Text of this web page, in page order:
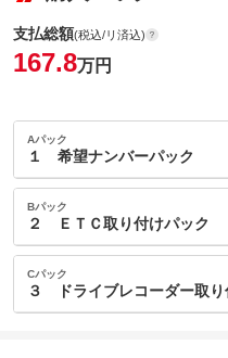
支払総額(税込/リ済込)
167.8万円
Aパック
１ 希望ナンバーパック
内：オプシ
ョン価格
(税込)
車両本体価
154.8万円
Bパック
２ ＥＴＣ取り付けパック
内：オプシ
ョン価格
(税込)
車両本体価
Cパック
３ ドライブレコーダー取り